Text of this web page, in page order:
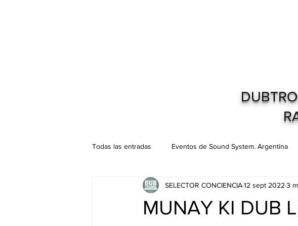
Todas las entradas Eventos de Sound System. Argentina
Podcast. SOUNDMAN Mixtapes Live and direct.
MUNAY KI DUB
SELECTOR CONCIENCIA12 sept 2022 3